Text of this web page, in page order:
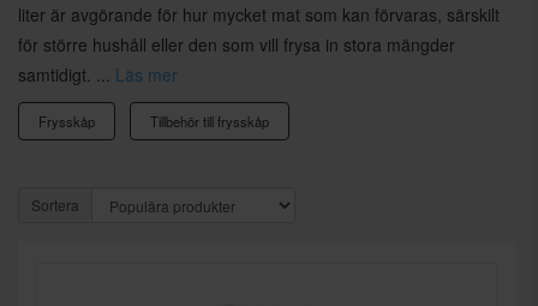
liter är avgörande för hur mycket mat som kan förvaras, särskilt
för större hushåll eller den som vill frysa in stora mängder
samtidigt. ... Läs mer
Frysskåp Tillbehör till frysskåp
Sortera